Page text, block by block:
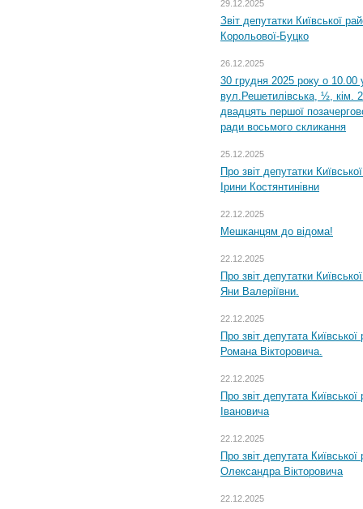
29.12.2025
Звіт депутатки Київської
Корольової-Буцко
26.12.2025
30 грудня 2025 року о 10.00
вул.Решетилівська, ½, кім.
двадцять першої
ради восьмого скликання
25.12.2025
Про звіт депутатки
Ірини Костянтинівни
22.12.2025
Мешканцям до відома!
22.12.2025
Про звіт депутатки
Яни Валеріївни.
22.12.2025
Про звіт депутата
Романа Вікторовича.
22.12.2025
Про звіт депутата
Івановича
22.12.2025
Про звіт депутата
Олександра Вікторовича
22.12.2025